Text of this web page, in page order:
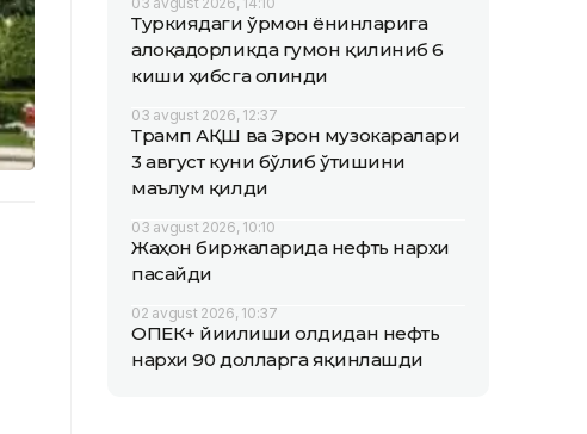
Туркиядаги ўрмон ёнғинларига
алоқадорликда гумон қилиниб 6
киши ҳибсга олинди
03 avgust 2026, 12:37
Трамп АҚШ ва Эрон музокаралари
3 август куни бўлиб ўтишини
маълум қилди
03 avgust 2026, 10:10
Жаҳон биржаларида нефть нархи
пасайди
02 avgust 2026, 10:37
ОПEК+ йиғилиши олдидан нефть
нархи 90 долларга яқинлашди